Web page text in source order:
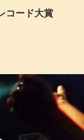
コード大賞